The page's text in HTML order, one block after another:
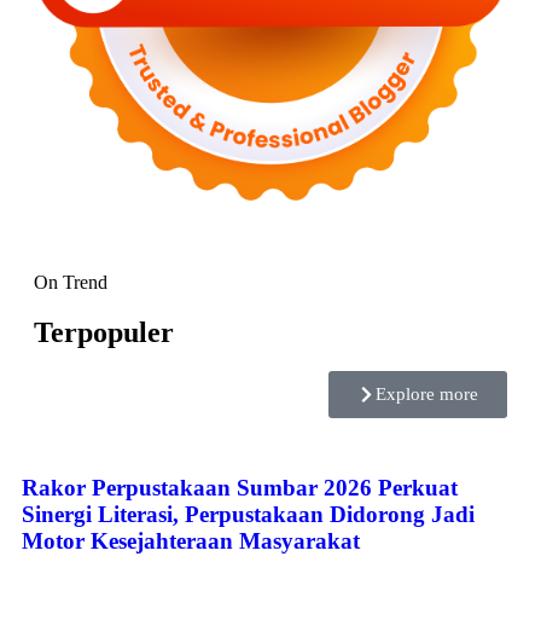
On Trend
Terpopuler
Explore more
Rakor Perpustakaan Sumbar 2026 Perkuat
Sinergi Literasi, Perpustakaan Didorong Jadi
Motor Kesejahteraan Masyarakat